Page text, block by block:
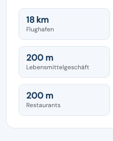
18 km
Flughafen
200 m
Lebensmittelgeschäft
200 m
Restaurants